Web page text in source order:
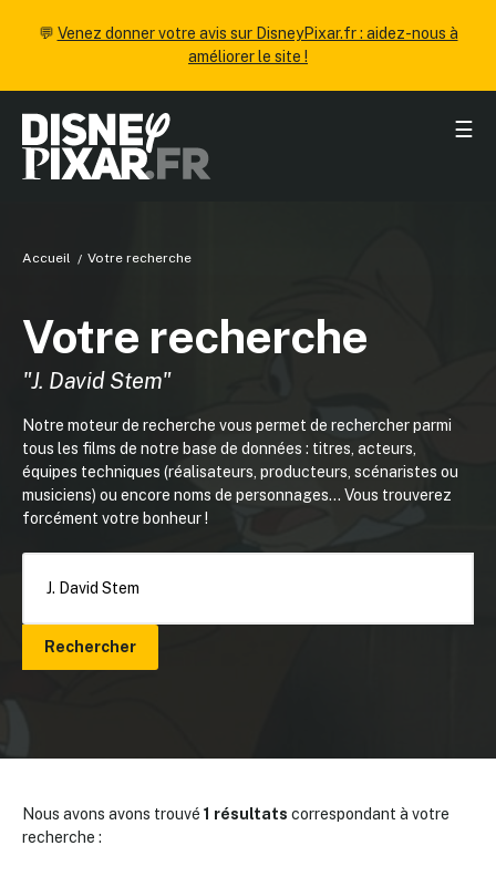
💬 Venez donner votre avis sur DisneyPixar.fr : aidez-nous à
améliorer le site !
☰
Accueil Votre recherche
Votre recherche
"J. David Stem"
Notre moteur de recherche vous permet de rechercher parmi
tous les films de notre base de données : titres, acteurs,
équipes techniques (réalisateurs, producteurs, scénaristes ou
musiciens) ou encore noms de personnages... Vous trouverez
forcément votre bonheur !
Rechercher
Nous avons avons trouvé 1 résultats correspondant à votre
recherche :